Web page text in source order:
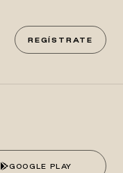
REGÍSTRATE
GOOGLE PLAY